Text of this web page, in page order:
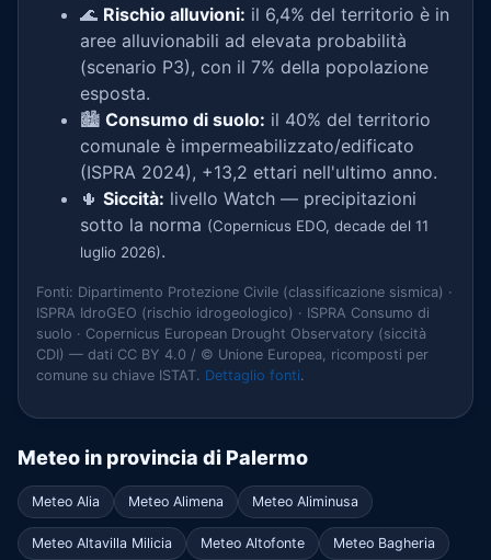
🌊 Rischio alluvioni: il 6,4% del territorio è in
aree alluvionabili ad elevata probabilità
(scenario P3), con il 7% della popolazione
esposta.
🏙️ Consumo di suolo: il 40% del territorio
comunale è impermeabilizzato/edificato
(ISPRA 2024), +13,2 ettari nell'ultimo anno.
🌵 Siccità: livello Watch — precipitazioni
sotto la norma (Copernicus EDO, decade del 11
luglio 2026).
Fonti: Dipartimento Protezione Civile (classificazione sismica) ·
ISPRA IdroGEO (rischio idrogeologico) · ISPRA Consumo di
suolo · Copernicus European Drought Observatory (siccità
CDI) — dati CC BY 4.0 / © Unione Europea, ricomposti per
comune su chiave ISTAT. Dettaglio fonti.
Meteo in provincia di Palermo
Meteo Alia Meteo Alimena Meteo Aliminusa
Meteo Altavilla Milicia Meteo Altofonte Meteo Bagheria